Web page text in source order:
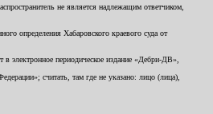
не является надлежащим ответчиком,
определения Хабаровского краевого суда от
электронное периодическое издание «Дебри-ДВ»,
считать, там где не указано: лицо (лица),